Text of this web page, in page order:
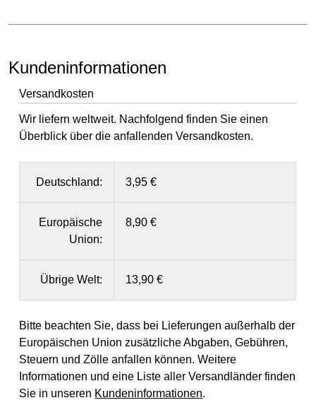
Kundeninformationen
Versandkosten
Wir liefern weltweit. Nachfolgend finden Sie einen
Überblick über die anfallenden Versandkosten.
Deutschland: 3,95 €
Europäische
Union:
8,90 €
Übrige Welt: 13,90 €
Bitte beachten Sie, dass bei Lieferungen außerhalb der
Europäischen Union zusätzliche Abgaben, Gebühren,
Steuern und Zölle anfallen können. Weitere
Informationen und eine Liste aller Versandländer finden
Sie in unseren Kundeninformationen.